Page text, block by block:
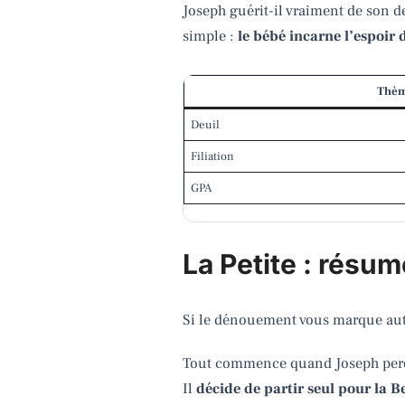
Joseph guérit-il vraiment de son
simple : le bébé incarne l’espoir
Deuil
Filiation
GPA
La Petite :
Si le dénouement vous marque
Tout commence quand Joseph
Il décide de partir seul pour la